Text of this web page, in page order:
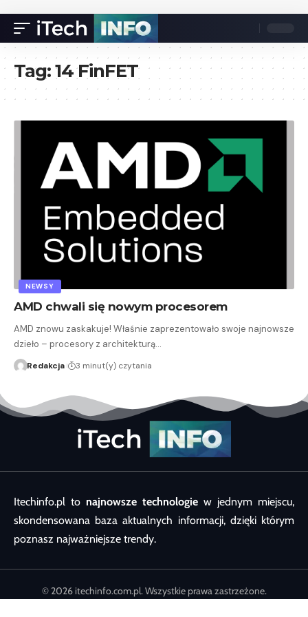
Tag:14 FinFET
NEWSY
AMD chwali się nowym procesorem
AMD znowu zaskakuje! Właśnie zaprezentowało swoje najnowsze
dzieło – procesory z architekturą…
Redakcja 3 minut(y) czytania
Itechinfo.pl to najnowsze technologie w jednym miejscu,
skondensowana baza aktualnych informacji, dzięki którym
poznasz najważniejsze trendy.
© 2026 itechinfo.com.pl. Wszystkie prawa zastrzeżone.